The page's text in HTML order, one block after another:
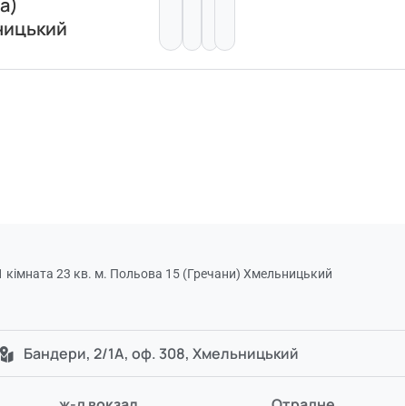
кімната 23 кв. м. Польова 15 (Гречани) Хмельницький
Бандери, 2/1А, оф. 308, Хмельницький